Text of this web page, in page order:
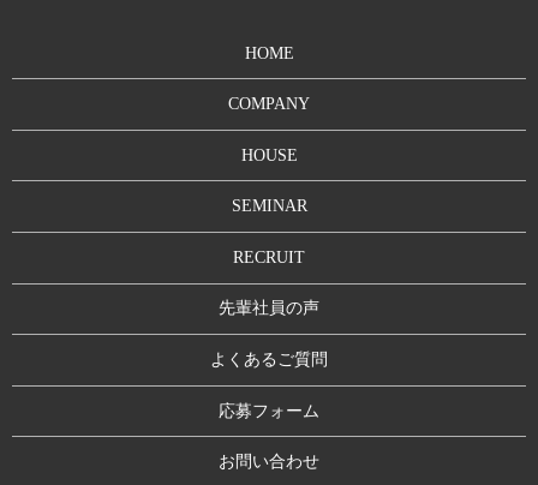
HOME
COMPANY
HOUSE
SEMINAR
RECRUIT
先輩社員の声
よくあるご質問
応募フォーム
お問い合わせ